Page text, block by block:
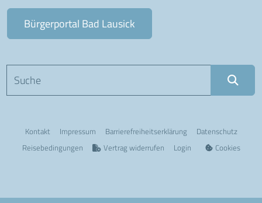
Bürgerportal Bad Lausick
Kontakt Impressum Barriere­freiheits­erklärung
Datenschutz
Reisebedingungen
Vertrag widerrufen Login Cookies